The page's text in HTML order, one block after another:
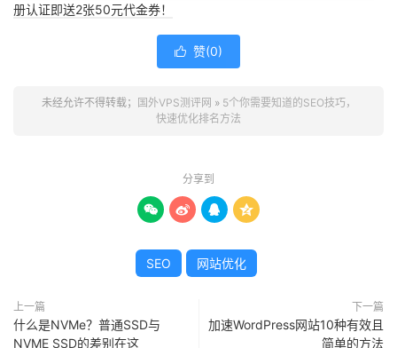
册认证即送2张50元代金券！
 赞(0)
未经允许不得转载； 国外VPS测评网 » 5个你需要知道的SEO技巧，
快速优化排名方法
分享到
   
SEO 网站优化
上一篇
什么是NVMe？普通SSD与
NVME SSD的差别在这
下一篇
加速WordPress网站10种有效且
简单的方法